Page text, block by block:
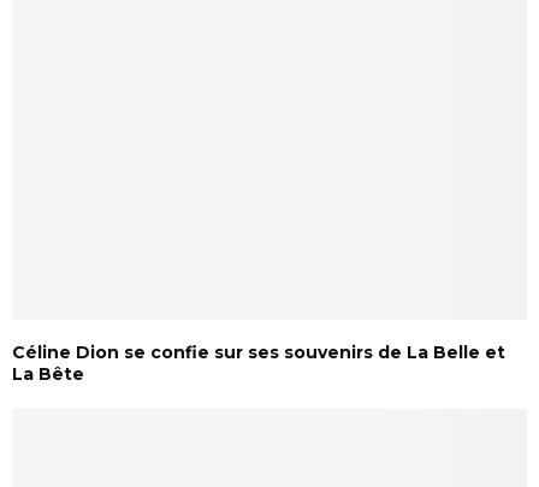
Céline Dion se confie sur ses souvenirs de La Belle et
La Bête